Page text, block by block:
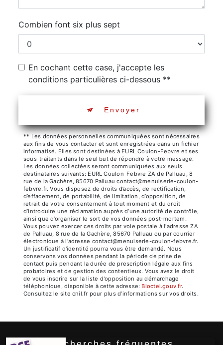
Combien font six plus sept
En cochant cette case, j'accepte les
conditions particulières ci-dessous **
Envoyer
** Les données personnelles communiquées sont nécessaires
aux fins de vous contacter et sont enregistrées dans un fichier
informatisé. Elles sont destinées à EURL Coulon-Febvre et ses
sous-traitants dans le seul but de répondre à votre message.
Les données collectées seront communiquées aux seuls
destinataires suivants: EURL Coulon-Febvre ZA de Palluau, 8
rue de la Gachère, 85670 Palluau contact@menuiserie-coulon-
febvre.fr. Vous disposez de droits d’accès, de rectification,
d’effacement, de portabilité, de limitation, d’opposition, de
retrait de votre consentement à tout moment et du droit
d’introduire une réclamation auprès d’une autorité de contrôle,
ainsi que d’organiser le sort de vos données post-mortem.
Vous pouvez exercer ces droits par voie postale à l'adresse ZA
de Palluau, 8 rue de la Gachère, 85670 Palluau ou par courrier
électronique à l'adresse contact@menuiserie-coulon-febvre.fr.
Un justificatif d'identité pourra vous être demandé. Nous
conservons vos données pendant la période de prise de
contact puis pendant la durée de prescription légale aux fins
probatoires et de gestion des contentieux. Vous avez le droit
de vous inscrire sur la liste d'opposition au démarchage
téléphonique, disponible à cette adresse:
Bloctel.gouv.fr.
Consultez le site cnil.fr pour plus d’informations sur vos droits.